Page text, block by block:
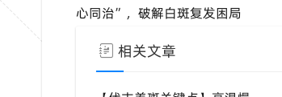
心同治”，破解白斑复发困局
相关文章